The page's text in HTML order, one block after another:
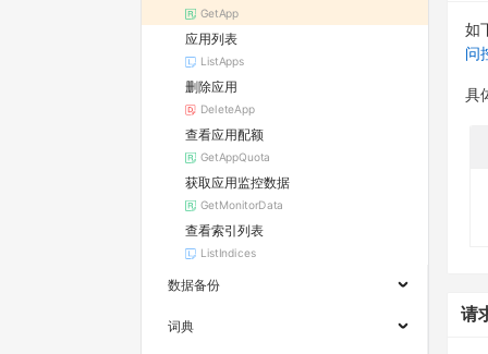
GetApp
应用列表
ListApps
删除应用
DeleteApp
查看应用配额
GetAppQuota
获取应用监控数据
GetMonitorData
查看索引列表
ListIndices
数据备份
词典
如
问
具
请